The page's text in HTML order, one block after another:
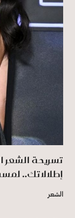
تسريحة الشعر
إطلالاتك..
الشعر